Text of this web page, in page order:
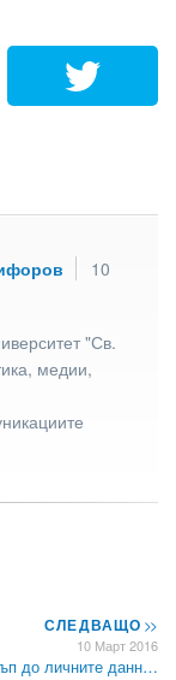
10
"Св.
медии,
СЛЕДВАЩО>>
10 Март 2016
до личните данн…